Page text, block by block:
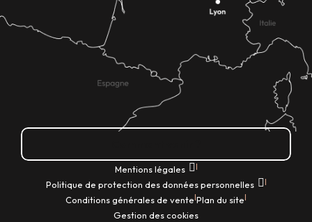
Mentions légales |
Politique de protection des données personnelles |
Conditions générales de vente|Plan du site|
Gestion des cookies